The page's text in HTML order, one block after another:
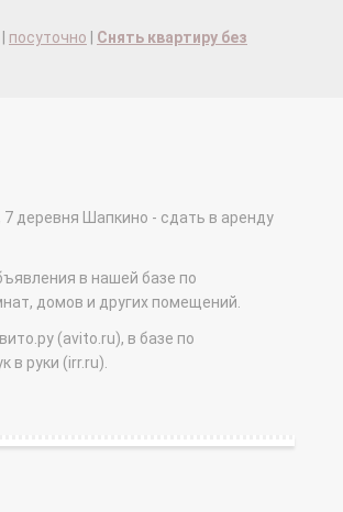
посуточно
Снять квартиру без
7 деревня Шапкино - сдать в аренду
в нашей базе по
домов и других помещений.
(avito.ru), в базе по
в руки (irr.ru).